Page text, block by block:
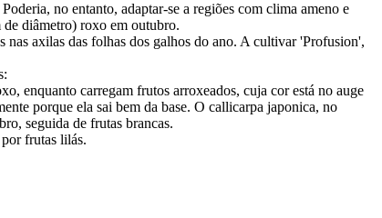
no entanto, adaptar-se a regiões com clima ameno e
de diâmetro) roxo em outubro.
axilas das folhas dos galhos do ano. A cultivar 'Profusion',
enquanto carregam frutos arroxeados, cuja cor está no auge
porque ela sai bem da base. O callicarpa japonica, no
seguida de frutas brancas.
frutas lilás.